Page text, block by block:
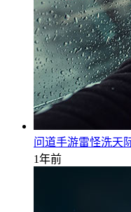
问道手游雷怪洗天
1年前